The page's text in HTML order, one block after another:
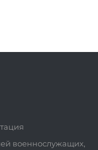
военнослужащих,